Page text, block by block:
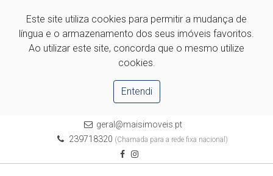
Este site utiliza cookies para permitir a mudança de
língua e o armazenamento dos seus imóveis favoritos.
Ao utilizar este site, concorda que o mesmo utilize
cookies.
Entendi
geral@maisimoveis.pt
239718320 (Chamada para a rede fixa nacional)